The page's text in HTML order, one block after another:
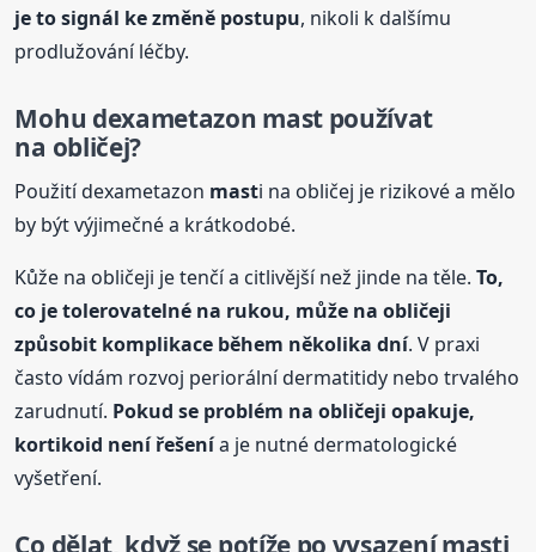
je to signál ke změně postupu, nikoli k dalšímu
prodlužování léčby.
Mohu dexametazon mastpoužívat
na obličej?
Použití dexametazon masti na obličej je rizikové a mělo
by být výjimečné a krátkodobé.
Kůže na obličeji je tenčí a citlivější než jinde na těle.To,
co je tolerovatelné na rukou, může na obličeji
způsobit komplikace během několika dní. V praxi
často vídám rozvoj periorální dermatitidy nebo trvalého
zarudnutí. Pokud se problém na obličeji opakuje,
kortikoid není řešenía je nutné dermatologické
vyšetření.
Co dělat, když se potíže po vysazenímasti